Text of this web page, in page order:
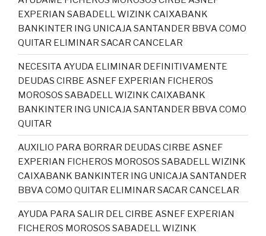
EXPERIAN SABADELL WIZINK CAIXABANK
BANKINTER ING UNICAJA SANTANDER BBVA COMO
QUITAR ELIMINAR SACAR CANCELAR
NECESITA AYUDA ELIMINAR DEFINITIVAMENTE
DEUDAS CIRBE ASNEF EXPERIAN FICHEROS
MOROSOS SABADELL WIZINK CAIXABANK
BANKINTER ING UNICAJA SANTANDER BBVA COMO
QUITAR
AUXILIO PARA BORRAR DEUDAS CIRBE ASNEF
EXPERIAN FICHEROS MOROSOS SABADELL WIZINK
CAIXABANK BANKINTER ING UNICAJA SANTANDER
BBVA COMO QUITAR ELIMINAR SACAR CANCELAR
AYUDA PARA SALIR DEL CIRBE ASNEF EXPERIAN
FICHEROS MOROSOS SABADELL WIZINK